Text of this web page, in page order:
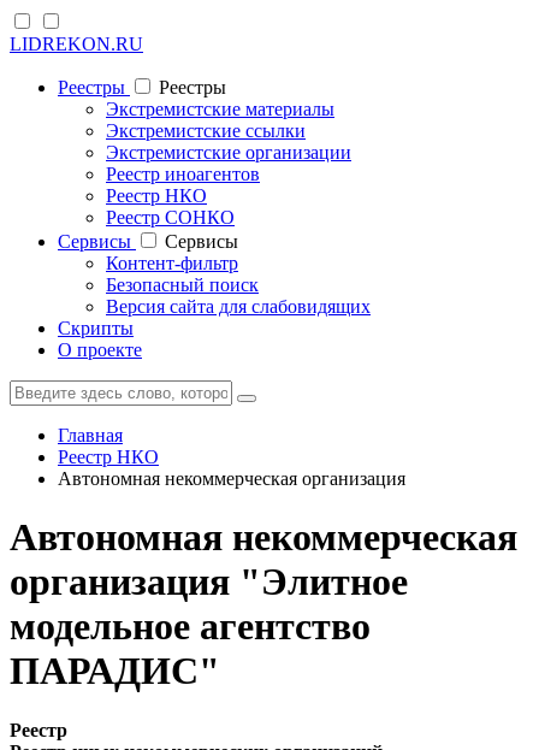
LIDREKON.RU
Реестры
Реестры
Экстремистские материалы
Экстремистские ссылки
Экстремистские организации
Реестр иноагентов
Реестр НКО
Реестр СОНКО
Cервисы
Cервисы
Контент-фильтр
Безопасный поиск
Версия сайта для слабовидящих
Скрипты
О проекте
Главная
Реестр НКО
Автономная некоммерческая организация
Автономная некоммерческая
организация "Элитное
модельное агентство
ПАРАДИС"
Реестр